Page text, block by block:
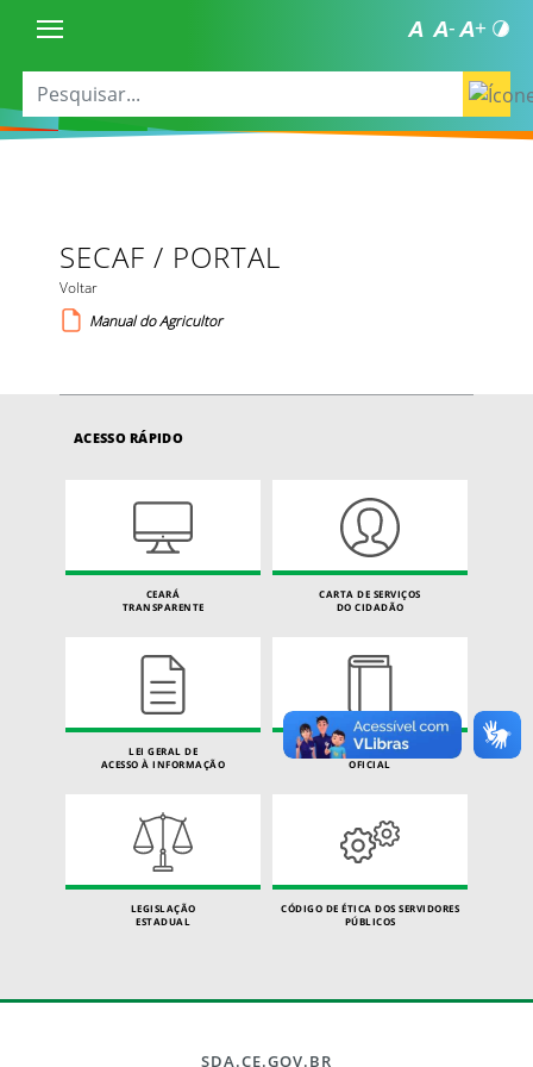
SECAF / PORTAL
Voltar
Manual do Agricultor
ACESSO RÁPIDO
CEARÁ
TRANSPARENTE
CARTA DE SERVIÇOS
DO CIDADÃO
LEI GERAL DE
ACESSO À INFORMAÇÃO
DIÁRIO
OFICIAL
LEGISLAÇÃO
ESTADUAL
CÓDIGO DE ÉTICA DOS SERVIDORES
PÚBLICOS
SDA.CE.GOV.BR